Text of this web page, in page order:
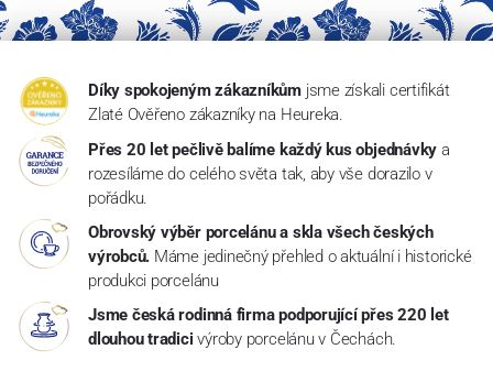
Díky spokojeným zákazníkům jsme získali certifikát
Zlaté Ověřeno zákazníky na Heureka.
Přes 20 let pečlivě balíme každý kus objednávky a
rozesíláme do celého světa tak, aby vše dorazilo v
pořádku.
Obrovský výběr porcelánu a skla všech českých
výrobců. Máme jedinečný přehled o aktuální i historické
produkci porcelánu
Jsme česká rodinná firma podporující přes 220 let
dlouhou tradici výroby porcelánu v Čechách.